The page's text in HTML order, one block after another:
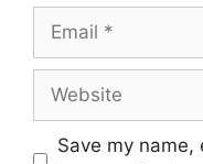
Email
Website
Save my